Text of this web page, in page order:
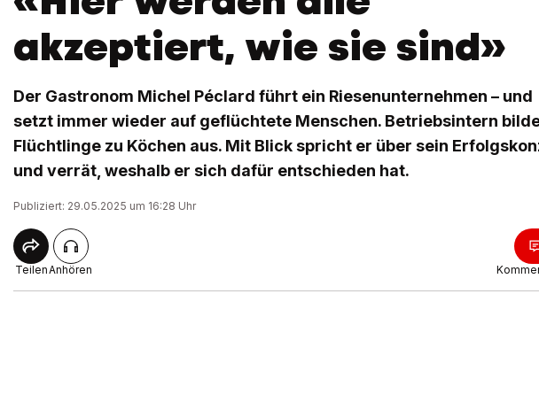
akzeptiert, wie sie sind»
Der Gastronom Michel Péclard führt ein Riesenunternehmen – und
setzt immer wieder auf geflüchtete Menschen. Betriebsintern
Flüchtlinge zu Köchen aus. Mit Blick spricht er über sein
und verrät, weshalb er sich dafür entschieden hat.
Publiziert: 29.05.2025 um 16:28 Uhr
TeilenAnhören